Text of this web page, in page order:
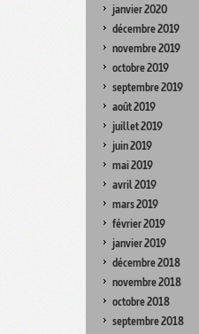
janvier 2020
décembre 2019
novembre 2019
octobre 2019
septembre 2019
août 2019
juillet 2019
juin 2019
mai 2019
avril 2019
mars 2019
février 2019
janvier 2019
décembre 2018
novembre 2018
octobre 2018
septembre 2018